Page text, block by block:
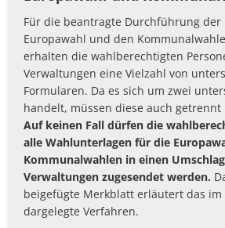
Für die beantragte Durchführung
Europawahl und den
erhalten die wahlberechtigten
Verwaltungen eine Vielzahl von
Formularen. Da es sich um zwei
handelt, müssen diese auch
Auf keinen Fall dürfen die
alle Wahlunterlagen für die
Kommunalwahlen in einen
Verwaltungen zugesendet werden.
beigefügte Merkblatt erläutert das im
dargelegte Verfahren.